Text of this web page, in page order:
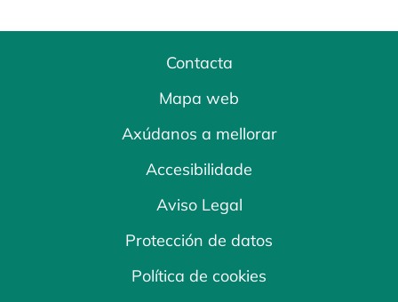
Contacta
Mapa web
Axúdanos a mellorar
Accesibilidade
Aviso Legal
Protección de datos
Política de cookies